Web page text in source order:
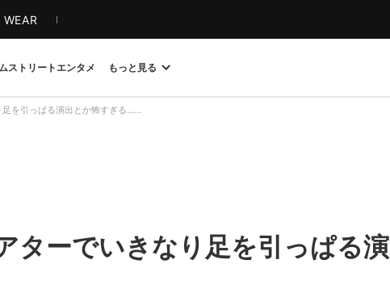
WEAR
ストリート エンタメ もっと見る
足を引っぱる演出とか怖すぎる……
ターでいきなり足を引っぱる演